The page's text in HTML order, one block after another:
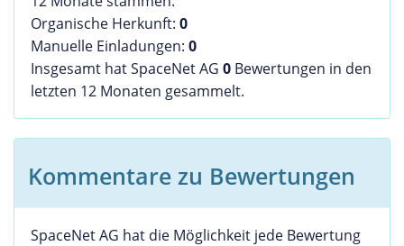
Organische Herkunft: 0
Manuelle Einladungen: 0
Insgesamt hat SpaceNet AG 0Bewertungen in den
letzten 12 Monaten gesammelt.
Kommentare zu Bewertungen
SpaceNet AG hat die Möglichkeit jede Bewertung